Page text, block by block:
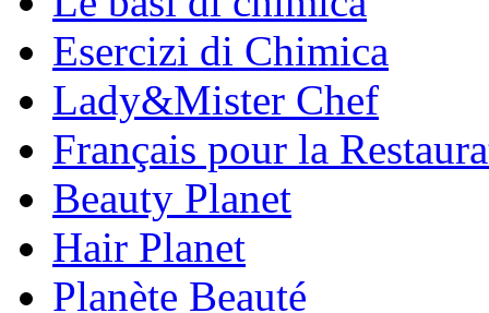
Esercizi di Chimica
Lady&Mister Chef
Français pour la
Beauty Planet
Hair Planet
Planète Beauté